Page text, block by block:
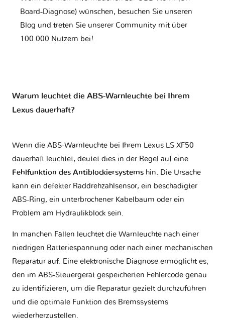
Board-Diagnose) wünschen, besuchen Sie unseren
Blog und treten Sie unserer Community mit über
100.000 Nutzern bei!
Warum leuchtet die ABS-Warnleuchte bei Ihrem
Lexus dauerhaft?
Wenn die ABS-Warnleuchte bei Ihrem Lexus LS XF50
dauerhaft leuchtet, deutet dies in der Regel auf eine
Fehlfunktion des Antiblockiersystems hin. Die Ursache
kann ein defekter Raddrehzahlsensor, ein beschädigter
ABS-Ring, ein unterbrochener Kabelbaum oder ein
Problem am Hydraulikblock sein.
In manchen Fällen leuchtet die Warnleuchte nach einer
niedrigen Batteriespannung oder nach einer mechanischen
Reparatur auf. Eine elektronische Diagnose ermöglicht es,
den im ABS-Steuergerät gespeicherten Fehlercode genau
zu identifizieren, um die Reparatur gezielt durchzuführen
und die optimale Funktion des Bremssystems
wiederherzustellen.